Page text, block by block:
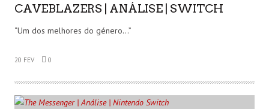
CAVEBLAZERS | ANÁLISE | SWITCH
“Um dos melhores do género…”
20 FEV 0